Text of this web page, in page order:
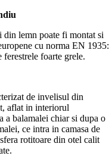
lemn poate fi montat si
cu norma EN 1935:
foarte grele.
de invelisul din
aflat in interiorul
a balamalei chiar si dupa o
ce intra in camasa de
rotitoare din otel calit